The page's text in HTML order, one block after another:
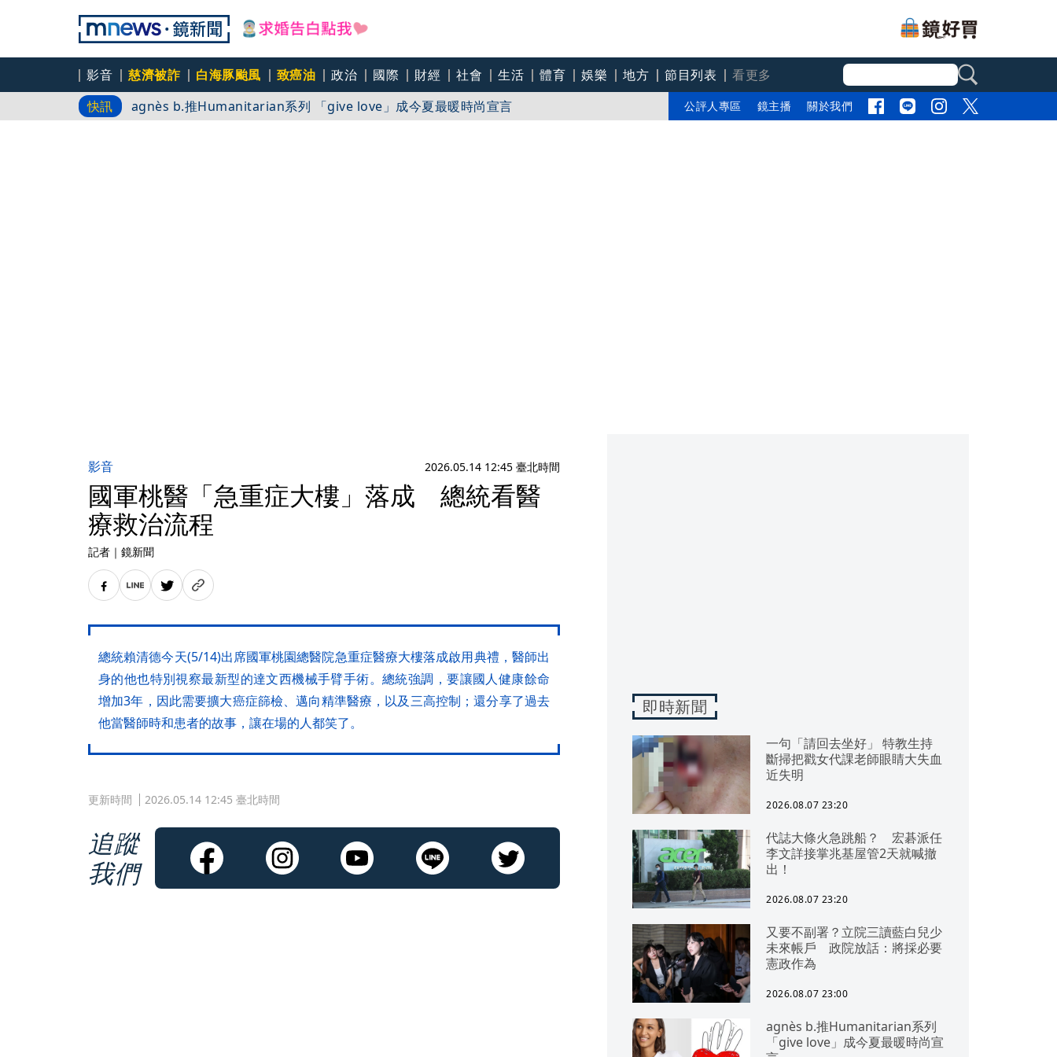
影音 慈濟被詐 白海豚颱風 致癌油 政治 國際 財經 社會 生活 體育 娛樂 地方 節目列表
看更多
快訊
又要不副署？立院三讀藍白兒少未來帳戶 政院放話：將採必要憲政作為
agnès b.推Humanitarian系列 「give love」成今夏最暖時尚宣言
公評人專區 鏡主播 關於我們
影音 2026.05.14 12:45 臺北時間
國軍桃醫「急重症大樓」落成 總統看醫
療救治流程
記者 ｜ 鏡新聞
總統賴清德今天(5/14)出席國軍桃園總醫院急重症醫療大樓落成啟用典禮，醫師出
身的他也特別視察最新型的達文西機械手臂手術。總統強調，要讓國人健康餘命
增加3年，因此需要擴大癌症篩檢、邁向精準醫療，以及三高控制；還分享了過去
他當醫師時和患者的故事，讓在場的人都笑了。
更新時間 2026.05.14 12:45 臺北時間
追蹤
我們
即時新聞
一句「請回去坐好」 特教生持
斷掃把戳女代課老師眼睛大失血
近失明
2026.08.07 23:20
代誌大條火急跳船？ 宏碁派任
李文詳接掌兆基屋管2天就喊撤
出！
2026.08.07 23:20
又要不副署？立院三讀藍白兒少
未來帳戶 政院放話：將採必要
憲政作為
2026.08.07 23:00
agnès b.推Humanitarian系列
「give love」成今夏最暖時尚宣